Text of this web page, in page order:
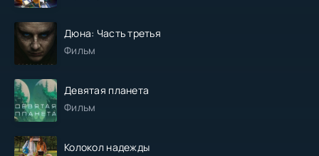
Дюна: Часть третья
Фильм
Девятая планета
Фильм
Колокол надежды